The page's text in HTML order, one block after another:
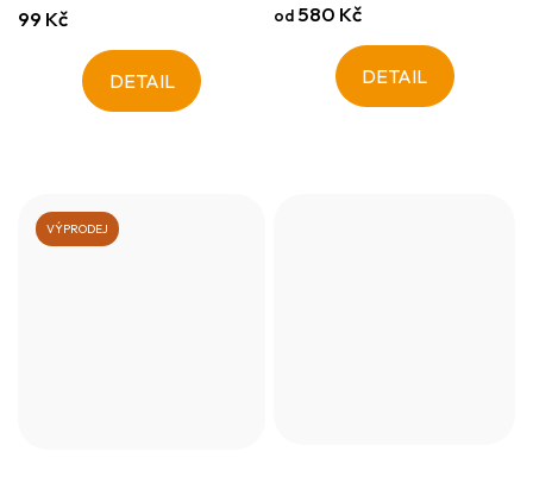
99 Kč
DETAIL
od 580 Kč
DETAIL
VÝPRODEJ